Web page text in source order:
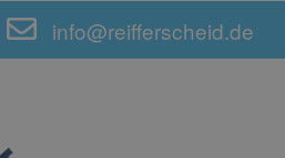
info@reifferscheid.de